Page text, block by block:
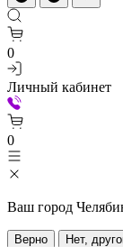
0
Личный кабинет
0
Ваш город
Верно Нет,